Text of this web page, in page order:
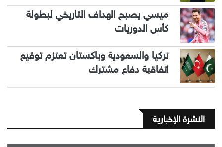
ميسي يصبح الهداف التاريخي لبطولة
كأس الدوريات
تركيا والسعودية وباكستان تعتزم توقيع
اتفاقية دفاع مشترك
النشرة الإخبارية